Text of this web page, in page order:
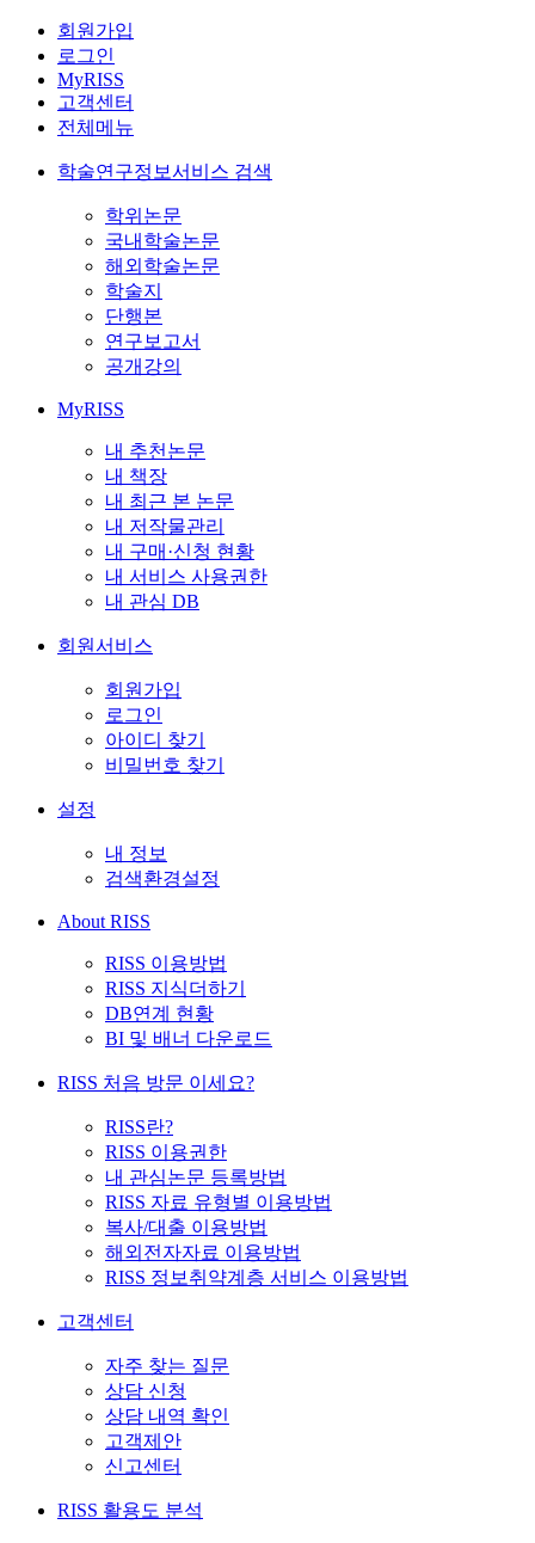
회원가입
로그인
MyRISS
고객센터
전체메뉴
학술연구정보서비스 검색
학위논문
국내학술논문
해외학술논문
학술지
단행본
연구보고서
공개강의
MyRISS
내 추천논문
내 책장
내 최근 본 논문
내 저작물관리
내 구매·신청 현황
내 서비스 사용권한
내 관심 DB
회원서비스
회원가입
로그인
아이디 찾기
비밀번호 찾기
설정
내 정보
검색환경설정
About RISS
RISS 이용방법
RISS 지식더하기
DB연계 현황
BI 및 배너 다운로드
RISS 처음 방문 이세요?
RISS란?
RISS 이용권한
내 관심논문 등록방법
RISS 자료 유형별 이용방법
복사/대출 이용방법
해외전자자료 이용방법
RISS 정보취약계층 서비스 이용방법
고객센터
자주 찾는 질문
상담 신청
상담 내역 확인
고객제안
신고센터
RISS 활용도 분석